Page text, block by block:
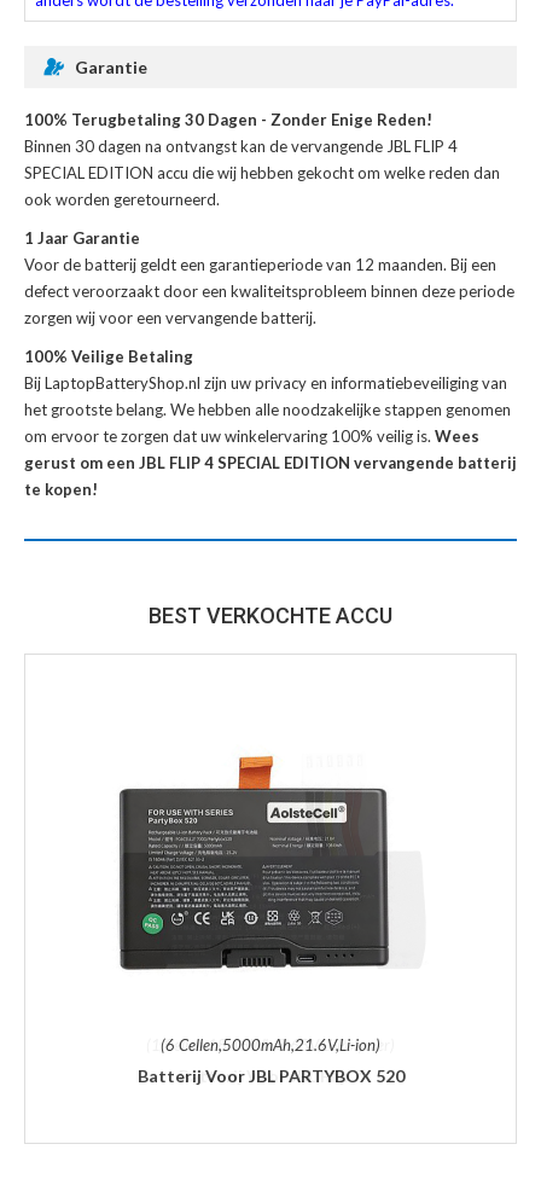
Garantie
100% Terugbetaling 30 Dagen - Zonder Enige Reden!
Binnen 30 dagen na ontvangst kan devervangende JBL FLIP 4
SPECIAL EDITION accu die wij hebben gekocht om welke reden dan
ook worden geretourneerd.
1 Jaar Garantie
Voor debatterij geldt een garantieperiode van 12 maanden. Bij een
defect veroorzaakt door een kwaliteitsprobleem binnen deze periode
zorgen wij voor een vervangende batterij.
100% Veilige Betaling
Bij LaptopBatteryShop.nl zijn uw privacy en informatiebeveiliging van
het grootste belang. We hebben alle noodzakelijke stappen genomen
om ervoor te zorgen dat uw winkelervaring 100% veilig is. Wees
gerust om een JBL FLIP 4 SPECIAL EDITION vervangende batterij
te kopen!
BEST VERKOCHTE ACCU
(6 Cellen,5000mAh,21.6V,Li-ion)
Batterij Voor JBL PARTYBOX 520